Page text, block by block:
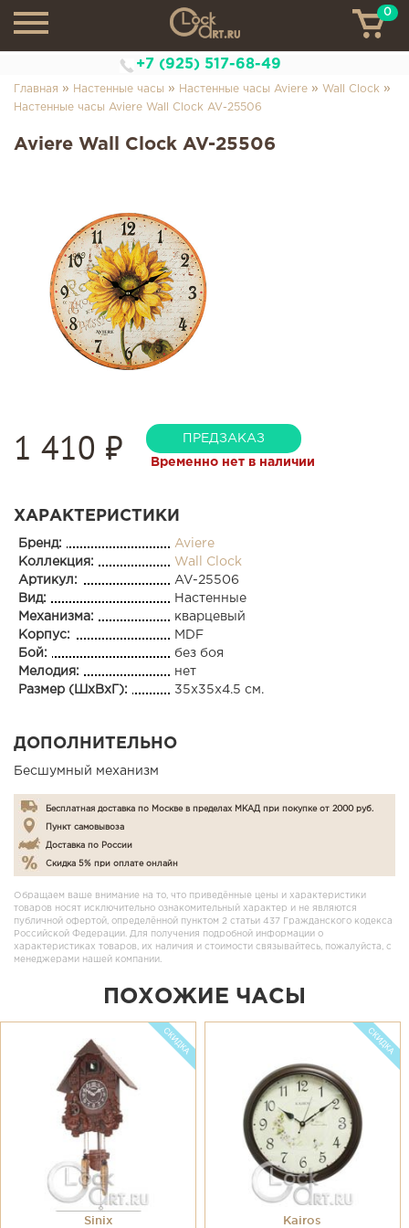
+7 (925) 517-68-49
ТН
0
Главная » Настенные часы » Настенные часы Aviere » Wall Clock »
Настенные часы Aviere Wall Clock AV-25506
Aviere Wall Clock AV-25506
1 410 ₽ ПРЕДЗАКАЗ
Временно нет в наличии
ХАРАКТЕРИСТИКИ
Бренд:
Aviere
Коллекция:
Wall Clock
Артикул:
AV-25506
Вид:
Настенные
Механизма:
кварцевый
Корпус:
MDF
Бой:
без боя
Мелодия:
нет
Размер (ШхВхГ):
35x35x4.5 см.
ДОПОЛНИТЕЛЬНО
Бесшумный механизм
Бесплатная доставка по Москве в пределах МКАД при покупке от 2000 руб.
Пункт самовывоза
Доставка по России
Скидка 5% при оплате онлайн
Обращаем ваше внимание на то, что приведённые цены и характеристики
товаров носят исключительно ознакомительный характер и не являются
публичной офертой, определённой пунктом 2 статьи 437 Гражданского кодекса
Российской Федерации. Для получения подробной информации о
характеристиках товаров, их наличия и стоимости связывайтесь, пожалуйста, с
менеджерами нашей компании.
ПОХОЖИЕ ЧАСЫ
Sinix Kairos